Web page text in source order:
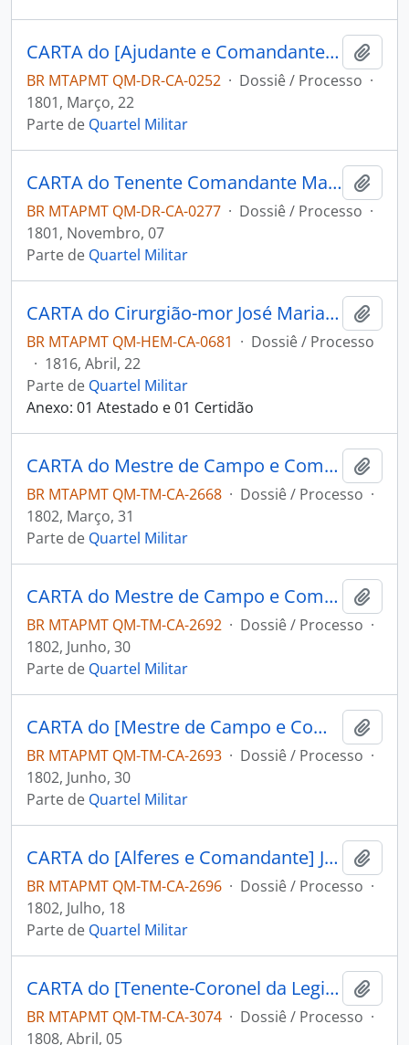
CARTA do [Ajudante e Comandante] Manoel [Rabelo] Leite ao Governador e Capitão-General da Capitania de Mato Grosso Caetano Pinto de Miranda e Montenegro.
BR MTAPMT QM-DR-CA-0252 · Dossiê / Processo ·
1801, Março, 22
Parte de Quartel Militar
CARTA do Tenente Comandante Manoel [Rabelo] Leite ao Governador e Capitão-General da Capitania de Mato Grosso Caetano Pinto de Miranda e Montenegro.
BR MTAPMT QM-DR-CA-0277 · Dossiê / Processo ·
1801, Novembro, 07
Parte de Quartel Militar
CARTA do Cirurgião-mor José Maria Guedes ao Governador e Capitão-General da Capitania de Mato Grosso João Carlos Augusto d’Oeynhausen e Gravenberg.
BR MTAPMT QM-HEM-CA-0681 · Dossiê / Processo
· 1816, Abril, 22
Parte de Quartel Militar
Anexo: 01 Atestado e 01 Certidão
CARTA do Mestre de Campo e Comandante José Paes Falcão das Neves ao [Governador e Capitão-General da Capitania de Mato Grosso] Caetano Pinto de Miranda Montenegro.
BR MTAPMT QM-TM-CA-2668 · Dossiê / Processo ·
1802, Março, 31
Parte de Quartel Militar
CARTA do Mestre de Campo e Comandante José Paes Falcão das Neves ao [Governador e Capitão-General da Capitania de Mato Grosso] Caetano Pinto de Miranda Montenegro.
BR MTAPMT QM-TM-CA-2692 · Dossiê / Processo ·
1802, Junho, 30
Parte de Quartel Militar
CARTA do [Mestre de Campo e Comandante] José Paes Falcão das Neves ao [Governador e Capitão-General da Capitania de Mato Grosso] Caetano Pinto de Miranda Montenegro.
BR MTAPMT QM-TM-CA-2693 · Dossiê / Processo ·
1802, Junho, 30
Parte de Quartel Militar
CARTA do [Alferes e Comandante] João Pereira Leite ao [Governador e Capitão-General da Capitania de Mato Grosso] Caetano Pinto de Miranda Montenegro.
BR MTAPMT QM-TM-CA-2696 · Dossiê / Processo ·
1802, Julho, 18
Parte de Quartel Militar
CARTA do [Tenente-Coronel da Legião de Milícias] Gabriel de Fonseca Souza ao [Governador e Capitão-General da Capitania de Mato Grosso] João Carlos Augusto d’Oeynhausen e Gravenberg.
BR MTAPMT QM-TM-CA-3074 · Dossiê / Processo ·
1808, Abril, 05